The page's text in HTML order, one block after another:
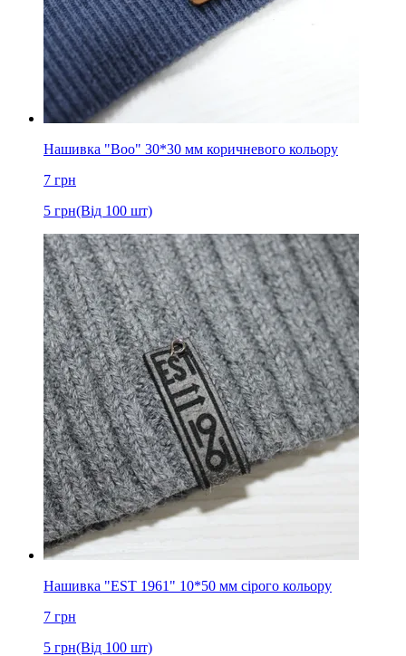
Нашивка "Boo" 30*30 мм коричневого кольору
7 грн
5 грн(Від 100 шт)
Нашивка "EST 1961" 10*50 мм сірого кольору
7 грн
5 грн(Від 100 шт)